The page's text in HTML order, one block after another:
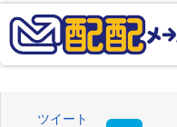
ツイート